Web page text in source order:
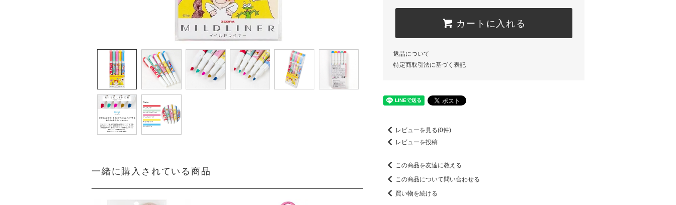
一緒に購入されている商品
カートに入れる
返品について
特定商取引法に基づく表記
レビューを見る(0件)
レビューを投稿
この商品を友達に教える
この商品について問い合わせる
買い物を続ける